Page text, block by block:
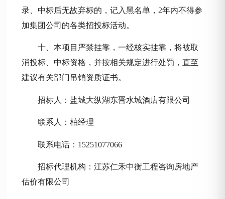
录、中标后无故弃标的，记入黑名单，2年内不得参
加集团公司的各类招投标活动。
十、本项目严禁挂靠，一经核实挂靠，将被取
消投标、中标资格，并按相关规定进行处罚，直至
建议有关部门吊销资质证书。
招标人：盐城大纵湖东晋水城酒店有限公司
联系人：柏经理
联系电话： 15251077066
招标代理机构：江苏仁禾中衡工程咨询房地产
估价有限公司